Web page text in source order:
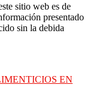
sitio web es de
presentado
sin la debida
EN